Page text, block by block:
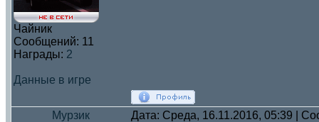
Чайник
Сообщений: 11
Награды: 2
Данные в игре
Мурзик Дата: Среда, 16.11.2016, 05:39 |